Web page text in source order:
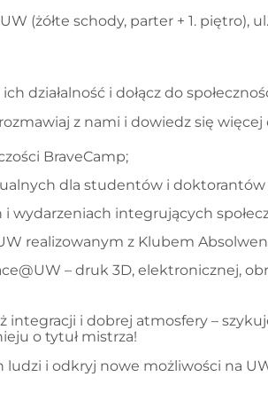
(żółte schody, parter + 1. piętro),
działalność i dołącz do
z nami i dowiedz się więcej
BraveCamp;
dla studentów i doktorantów
wydarzeniach integrujących
realizowanym z Klubem
– druk 3D, elektronicznej,
i dobrej atmosfery –
o tytuł mistrza!
ludzi i odkryj nowe możliwości na